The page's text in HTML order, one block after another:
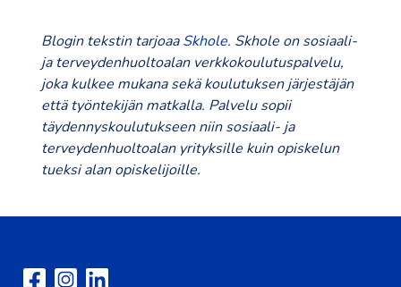
Blogin tekstin tarjoaaSkhole. Skhole on sosiaali-
ja terveydenhuoltoalan verkkokoulutuspalvelu,
joka kulkee mukana sekä koulutuksen järjestäjän
että työntekijän matkalla. Palvelu sopii
täydennyskoulutukseen niin sosiaali- ja
terveydenhuoltoalan yrityksille kuin opiskelun
tueksi alan opiskelijoille.